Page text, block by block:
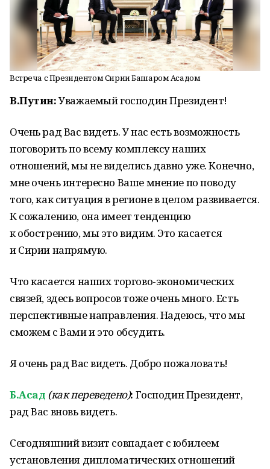
Встреча с Президентом Сирии Башаром Асадом
В.Путин:Уважаемый господин Президент!
Очень рад Вас видеть. У нас есть возможность
поговорить по всему комплексу наших
отношений, мы не виделись давно уже. Конечно,
мне очень интересно Ваше мнение по поводу
того, как ситуация в регионе в целом развивается.
К сожалению, она имеет тенденцию
к обострению, мы это видим. Это касается
и Сирии напрямую.
Что касается наших торгово-экономических
связей, здесь вопросов тоже очень много. Есть
перспективные направления. Надеюсь, что мы
сможем с Вами и это обсудить.
Я очень рад Вас видеть. Добро пожаловать!
Б.Асад (как переведено): Господин Президент,
рад Вас вновь видеть.
Сегодняшний визит совпадает с юбилеем
установления дипломатических отношений